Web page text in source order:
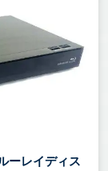
ーレイディス